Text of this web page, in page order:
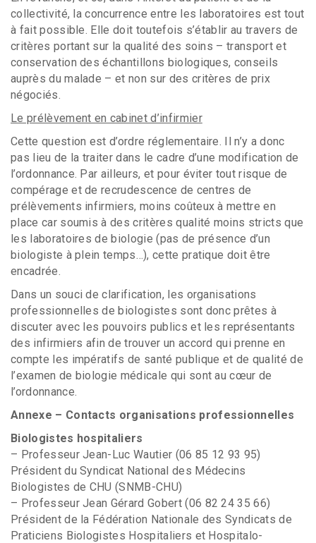
collectivité, la concurrence entre les laboratoires est tout
à fait possible. Elle doit toutefois s’établir au travers de
critères portant sur la qualité des soins – transport et
conservation des échantillons biologiques, conseils
auprès du malade – et non sur des critères de prix
négociés.
Le prélèvement en cabinet d’infirmier
Cette question est d’ordre réglementaire. Il n’y a donc
pas lieu de la traiter dans le cadre d’une modification de
l’ordonnance. Par ailleurs, et pour éviter tout risque de
compérage et de recrudescence de centres de
prélèvements infirmiers, moins coûteux à mettre en
place car soumis à des critères qualité moins stricts que
les laboratoires de biologie (pas de présence d’un
biologiste à plein temps…), cette pratique doit être
encadrée.
Dans un souci de clarification, les organisations
professionnelles de biologistes sont donc prêtes à
discuter avec les pouvoirs publics et les représentants
des infirmiers afin de trouver un accord qui prenne en
compte les impératifs de santé publique et de qualité de
l’examen de biologie médicale qui sont au cœur de
l’ordonnance.
Annexe – Contacts organisations professionnelles
Biologistes hospitaliers
– Professeur Jean-Luc Wautier (06 85 12 93 95)
Président du Syndicat National des Médecins
Biologistes de CHU (SNMB-CHU)
– Professeur Jean Gérard Gobert (06 82 24 35 66)
Président de la Fédération Nationale des Syndicats de
Praticiens Biologistes Hospitaliers et Hospitalo-